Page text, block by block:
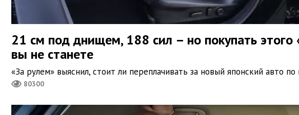
21 см под днищем, 188 сил – но покупать этого
вы не станете
«За рулем» выяснил, стоит ли переплачивать за новый японский авто
80300